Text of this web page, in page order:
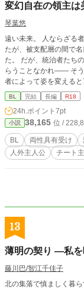
変幻自在の領主は
琴葉悠
遠い未来。 人ならざる
たが、被支配層の間で
た。 だが、統治者たちの間で
らうことなかれ―― そう言われる程の存在がいた。 その名はニエンテ―― 見る
者によって姿を変える
つ馬達が走る馬車と、
っていた。 その馬車の
BL 完結 長編 R18
24h.ポイント 7pt
小説 38,165 位 /
BL 両性具有受け
人外主人公
チート
13
薄明の契り ―私
藤川巴/智江千佳子
北の集落で慎ましく暮